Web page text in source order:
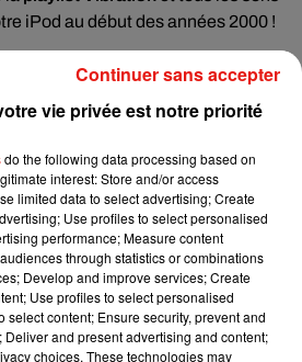
iPod au début des années 2000 !
l'équipe de Vibration sur
07 80 98 98 98.
vie privée est notre priorité
do the following data processing based on
interest: Store and/or access
limited data to select advertising; Create
Use profiles to select personalised
performance; Measure content
through statistics or combinations
Develop and improve services; Create
Use profiles to select personalised
select content; Ensure security, prevent and
Deliver and present advertising and content;
choices. These technologies may
Continuer sans accepter